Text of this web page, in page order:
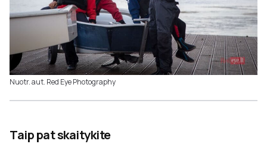
Nuotr. aut. Red Eye Photography
Taip pat skaitykite